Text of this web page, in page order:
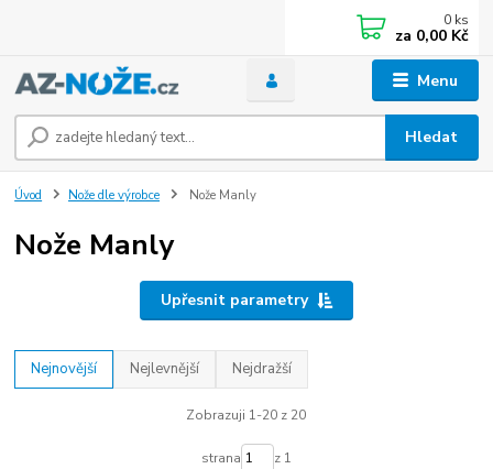
Menu
Hledat
0 ks
za 0,00 Kč
Úvod Nože dle výrobce Nože Manly
Nože Manly
Upřesnit parametry
Nejnovější Nejlevnější Nejdražší
Zobrazuji 1-20 z 20
strana z 1